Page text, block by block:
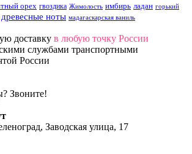
орех гвоздика Жимолость имбирь ладан горький
древесные ноты мадагаскарская ваниль
доставку в любую точку России
службами транспортными
России
Звоните!
Заводская улица, 17